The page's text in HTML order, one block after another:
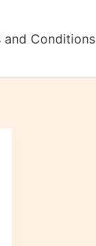
and Conditions